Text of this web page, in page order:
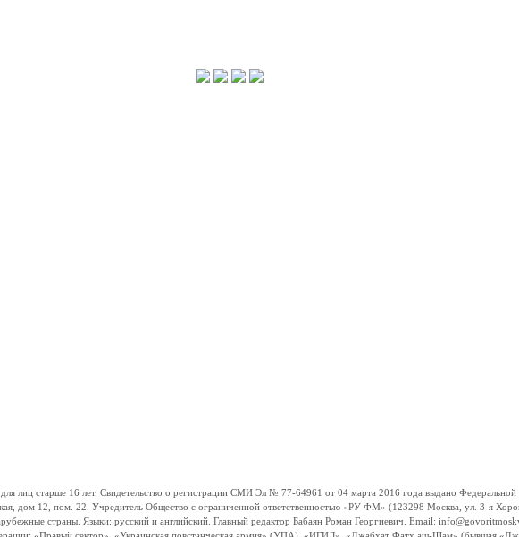
старше 16 лет. Свидетельство о регистрации СМИ Эл № 77-64961 от 04 марта 2016 года выдано Федеральной
дом 12, пом. 22. Учредитель Общество с ограниченной ответственностью «РУ ФМ» (123298 Москва, ул. 3-я
страны. Языки: русский и английский. Главный редактор Бабаян Роман Георгиевич. Email: